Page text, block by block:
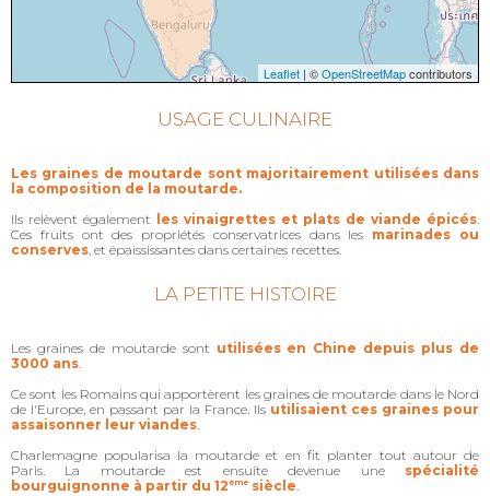
Leaflet | ©OpenStreetMapcontributors
USAGE CULINAIRE
Les graines de moutarde sont majoritairement utilisées dans
la composition de la moutarde.
Ils relèvent également
les vinaigrettes et plats de viande épicés.
Ces fruits ont des propriétés conservatrices dans les marinades ou
conserves, et épaississantes dans certaines recettes.
LA PETITE HISTOIRE
Les graines de moutarde sont utilisées en Chine depuis plus de
3000 ans.
Ce sont les Romains qui apportèrent les graines de moutarde dans le Nord
de l'Europe, en passant par la France. Ils utilisaient ces graines pour
assaisonner leur viandes.
Charlemagne popularisa la moutarde et en fit planter tout autour de
Paris. La moutarde est ensuite devenue une spécialité
bourguignonne à partir du 12 ème siècle.